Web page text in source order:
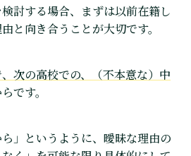
討する場合、まずは以前在籍し
と向き合うことが大切です。
次の高校での、（不本意な）中
です。
ら」というように、曖昧な理由の